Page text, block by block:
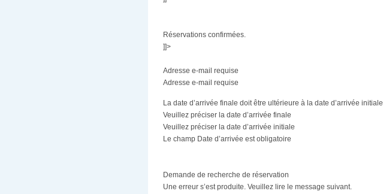
Réservations confirmées.
]]>
Adresse e-mail requise
Adresse e-mail requise
La date d’arrivée finale doit être ultérieure à la date d’arrivée initiale
Veuillez préciser la date d’arrivée finale
Veuillez préciser la date d’arrivée initiale
Le champ Date d’arrivée est obligatoire
Demande de recherche de réservation
Une erreur s’est produite. Veuillez lire le message suivant.